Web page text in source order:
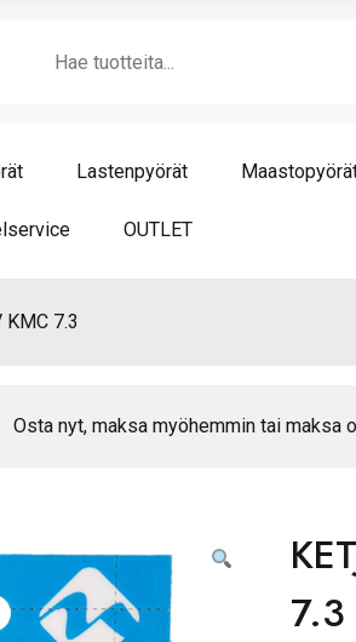
Lastenpyörät
OUTLET
7.3
Osta nyt, maksa myöhemmin tai maksa
7.3